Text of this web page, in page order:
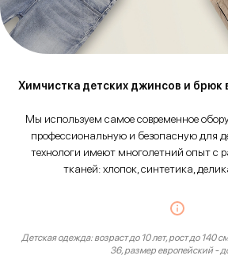
Химчистка детских джинсов и брюк
Мы используем самое современное
профессиональную и безопасную для
технологи имеют многолетний опыт с
тканей: хлопок, синтетика,
Детская одежда: возраст до 10 лет, рост до 140
36, размер европейский -